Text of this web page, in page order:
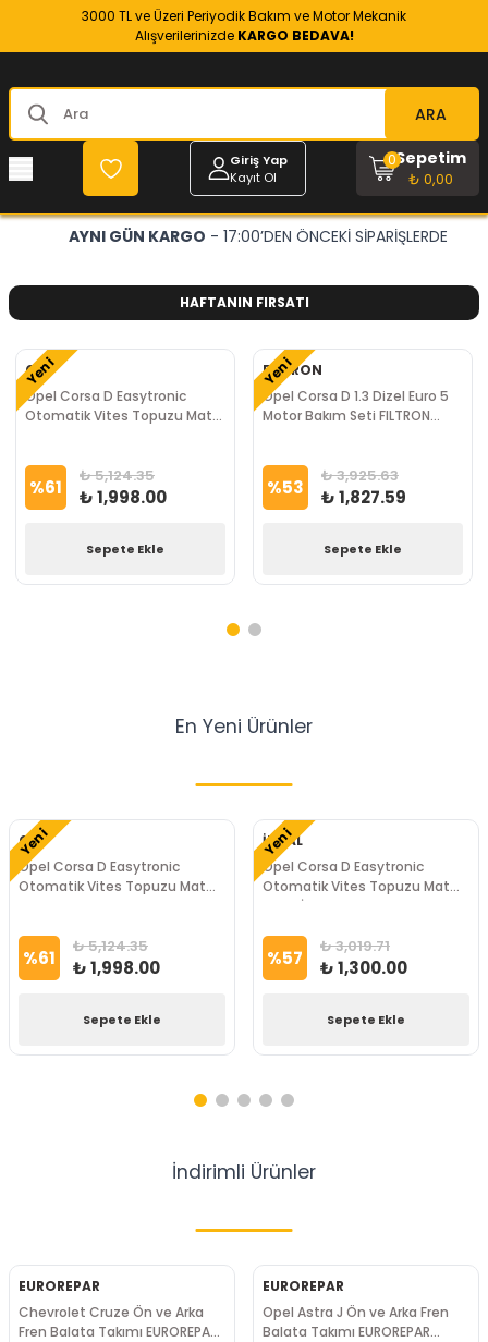
3000 TL ve Üzeri Periyodik Bakım ve Motor Mekanik
Alışverilerinizde KARGO BEDAVA!
ARA
Giriş Yap
Kayıt Ol
Sepetim
₺ 0,00
0
ÖNCEKİ SİPARİŞLERDE OPEL VE CHEVROLET
HAFTANIN FIRSATI
Yeni
GM
Opel Corsa D Easytronic
Otomatik Vites Topuzu Mat
%61 ₺ 5,124.35
₺ 1,998.00
Sepete Ekle
Yeni
FILTRON
Opel Corsa D 1.3 Dizel Euro 5
Motor Bakım Seti FILTRON
%53 ₺ 3,925.63
₺ 1,827.59
Sepete Ekle
En Yeni Ürünler
Yeni
GM
Opel Corsa D Easytronic
Otomatik Vites Topuzu Mat
%61 ₺ 5,124.35
₺ 1,998.00
Sepete Ekle
Yeni
İTHAL
Opel Corsa D Easytronic
Otomatik Vites Topuzu Mat
Krom İTHAL Marka
%57 ₺ 3,019.71
₺ 1,300.00
Sepete Ekle
İndirimli Ürünler
EUROREPAR
Chevrolet Cruze Ön ve Arka
Fren Balata Takımı EUROREPAR
EUROREPAR
Opel Astra J Ön ve Arka Fren
Balata Takımı EUROREPAR